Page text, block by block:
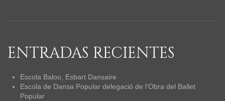
ENTRADAS RECIENTES
Escola Baloo, Esbart Dansaire
Escola de Dansa Popular delegació de l’Obra del Ballet
Popular